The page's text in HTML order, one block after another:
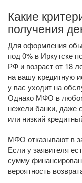
Какие
получения
Для оформления
под 0% в Иркутске
РФ и возраст от 18
на вашу кредитную
у вас уходит на
Однако МФО в любом
нежели банки, даже
или низкий
МФО отказывают в
Если у заявителя
сумму
вероятность